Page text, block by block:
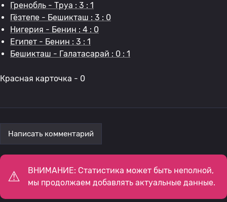
Гренобль - Труа : 3 : 1
Гёзтепе - Бешикташ : 3 : 0
Нигерия - Бенин : 4 : 0
Египет - Бенин : 3 : 1
Бешикташ - Галатасарай : 0 : 1
Красная карточка - 0
Написать комментарий
ВНИМАНИЕ: Статистика может быть неполной,
мы продолжаем добавлять актуальные данные.